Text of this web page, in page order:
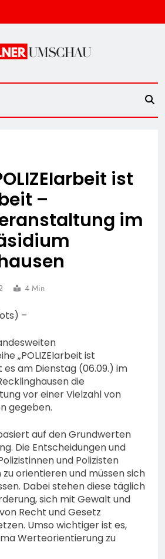
Umschau
ist
–
im
4 Min
–
„POLIZEIarbeit ist
es am Dienstag (06.09.) im
die
vor einer Vielzahl von
gegeben.
auf den Grundwerten
Die Entscheidungen und
und Polizisten
orientieren und müssen sich
Dabei stehen diese täglich
sich mit Gewalt und
Recht und Gesetz
Umso wichtiger ist es,
Werteorientierung zu